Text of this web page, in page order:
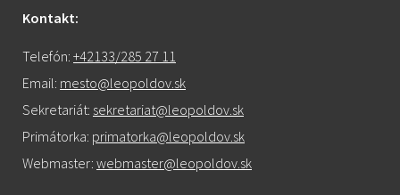
Kontakt:
Telefón: +42133/285 27 11
Email: mesto@leopoldov.sk
Sekretariát: sekretariat@leopoldov.sk
Primátorka: primatorka@leopoldov.sk
Webmaster: webmaster@leopoldov.sk